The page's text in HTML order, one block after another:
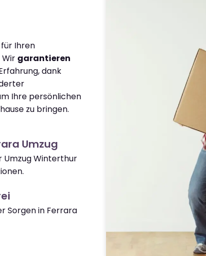
Ihren
garantieren
dank
Ihre persönlichen
zu bringen.
Umzug
Winterthur
Sorgen in Ferrara